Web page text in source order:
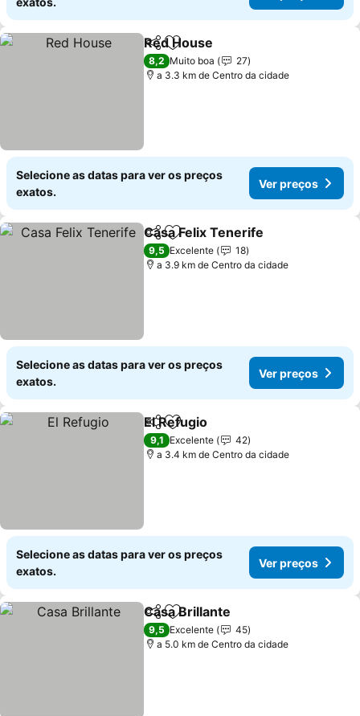
PartilharAdicionar aos favoritos
Red House
8,2 Muito boa
27
a 3.3 km de Centro da cidade
Selecione as datas para ver os preços
exatos.
Ver preços
PartilharAdicionar aos favoritos
Casa Felix Tenerife
9,5 Excelente
18
a 3.9 km de Centro da cidade
Selecione as datas para ver os preços
exatos.
Ver preços
PartilharAdicionar aos favoritos
El Refugio
9,1 Excelente
42
a 3.4 km de Centro da cidade
Selecione as datas para ver os preços
exatos.
Ver preços
PartilharAdicionar aos favoritos
Casa Brillante
9,5 Excelente
45
a 5.0 km de Centro da cidade